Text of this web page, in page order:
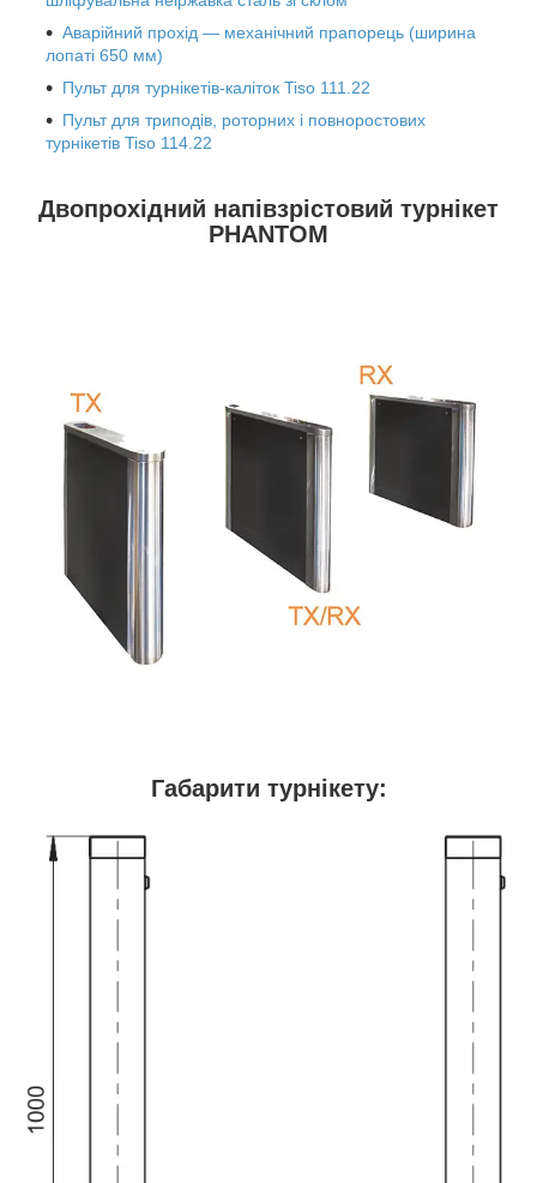
Аварійний прохід — механічний прапорець (ширина
лопаті 650 мм)
Пульт для турнікетів-каліток Tiso 111.22
Пульт для триподів, роторних і повноростових
турнікетів Tiso 114.22
Двопрохідний напівзрістовий турнікет
PHANTOM
Габарити турнікету: